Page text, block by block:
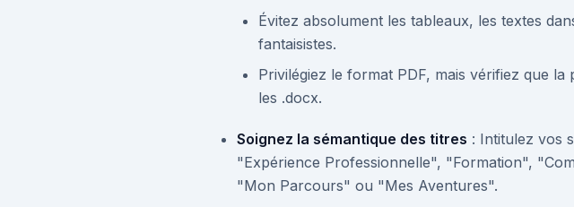
Évitez absolument les tableaux, les textes
fantaisistes.
Privilégiez le format PDF, mais vérifiez que
les .docx.
Soignez la sémantique des titres : Intitulez vos
"Expérience Professionnelle", "Formation",
"Mon Parcours" ou "Mes Aventures".